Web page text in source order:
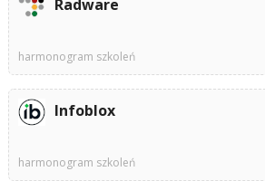
Radware
harmonogram szkoleń
Infoblox
harmonogram szkoleń